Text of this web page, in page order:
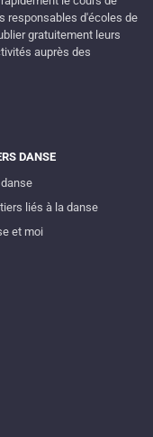
responsables d'écoles de
gratuitement leurs
auprès des
DANSE
liés à la danse
et moi